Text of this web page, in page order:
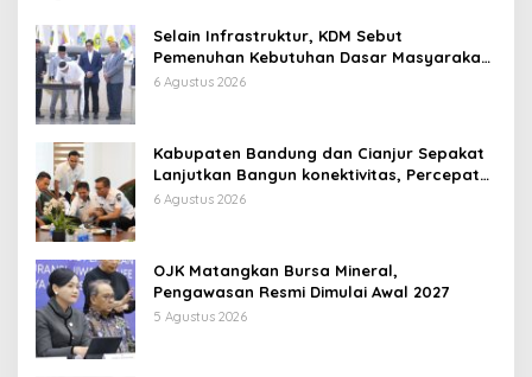
Selain Infrastruktur, KDM Sebut
Pemenuhan Kebutuhan Dasar Masyarakat
Jadi Fokus APBD Jabar 2027
6 Agustus 2026
Kabupaten Bandung dan Cianjur Sepakat
Lanjutkan Bangun konektivitas, Percepat
Pertumbuhan Ekonomi Daerah
6 Agustus 2026
OJK Matangkan Bursa Mineral,
Pengawasan Resmi Dimulai Awal 2027
5 Agustus 2026